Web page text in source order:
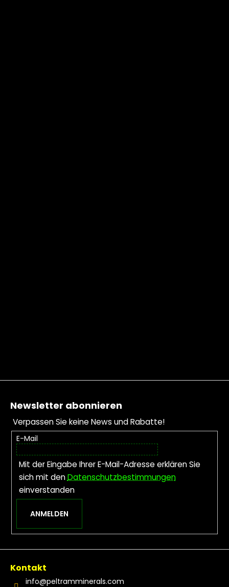
Fußzeile
Newsletter abonnieren
Verpassen Sie keine News und Rabatte!
E-Mail
Mit der Eingabe Ihrer E-Mail-Adresse erklären Sie
sich mit denDatenschutzbestimmungen
einverstanden
ANMELDEN
Kontakt
info@peltramminerals.com